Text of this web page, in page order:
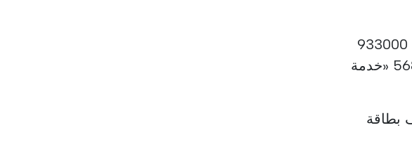
وأوضح المسؤول، ردًا على أسئلة من الحزب الاشتراكي، أنه تم تنفيذ 933000
إخطار بالعمليات المعلقة ونقلها إلى هيكل البعثة، فيما يتعلق بـ 568000 «خدمة
مع رفض 51،622، وتم بالفعل توزيع 458 ألف بطاقة